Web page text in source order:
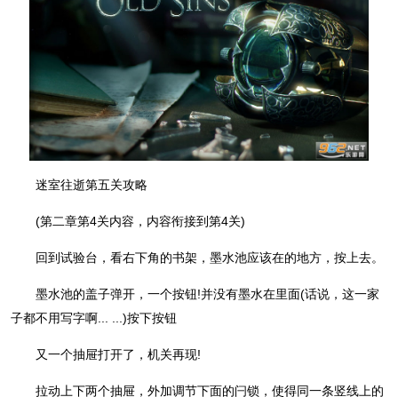
迷室往逝第五关攻略
(第二章第4关内容，内容衔接到第4关)
回到试验台，看右下角的书架，墨水池应该在的地方，按上去。
墨水池的盖子弹开，一个按钮!并没有墨水在里面(话说，这一家
子都不用写字啊... ...)按下按钮
又一个抽屉打开了，机关再现!
拉动上下两个抽屉，外加调节下面的闩锁，使得同一条竖线上的